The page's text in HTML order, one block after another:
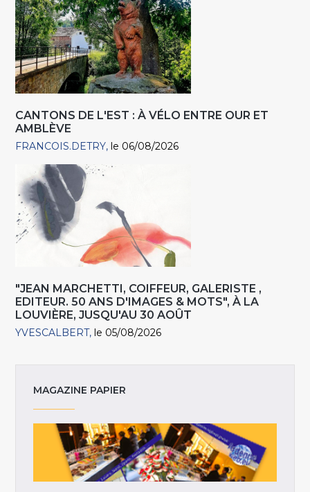
CANTONS DE L'EST : À VÉLO ENTRE OUR ET
AMBLÈVE
FRANCOIS.DETRY le 06/08/2026
"JEAN MARCHETTI, COIFFEUR, GALERISTE ,
EDITEUR. 50 ANS D'IMAGES & MOTS", À LA
LOUVIÈRE, JUSQU'AU 30 AOÛT
YVESCALBERT le 05/08/2026
MAGAZINE PAPIER